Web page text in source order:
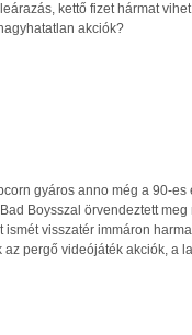
kettő fizet hármat
akciók?
gyáros anno még a 90-
Boysszal örvendeztett
ismét visszatér immáron
az pergő videójáték akciók, a